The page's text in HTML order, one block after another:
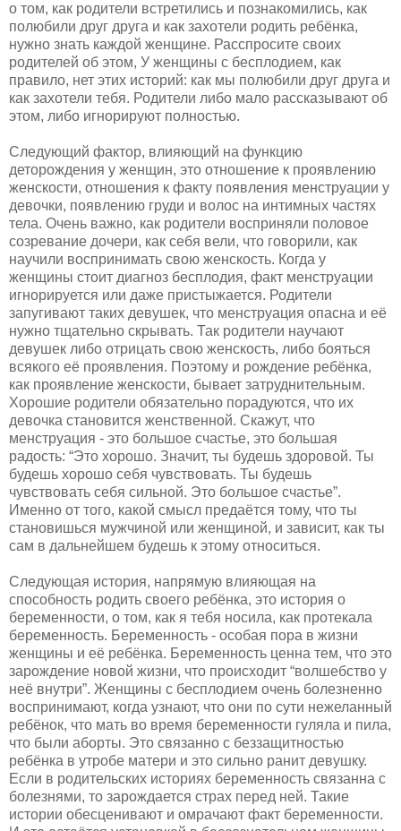
о том, как родители встретились и познакомились, как
полюбили друг друга и как захотели родить ребёнка,
нужно знать каждой женщине. Расспросите своих
родителей об этом, У женщины с бесплодием, как
правило, нет этих историй: как мы полюбили друг друга и
как захотели тебя. Родители либо мало рассказывают об
этом, либо игнорируют полностью.
Следующий фактор, влияющий на функцию
деторождения у женщин, это отношение к проявлению
женскости, отношения к факту появления менструации у
девочки, появлению груди и волос на интимных частях
тела. Очень важно, как родители восприняли половое
созревание дочери, как себя вели, что говорили, как
научили воспринимать свою женскость. Когда у
женщины стоит диагноз бесплодия, факт менструации
игнорируется или даже пристыжается. Родители
запугивают таких девушек, что менструация опасна и её
нужно тщательно скрывать. Так родители научают
девушек либо отрицать свою женскость, либо бояться
всякого её проявления. Поэтому и рождение ребёнка,
как проявление женскости, бывает затруднительным.
Хорошие родители обязательно порадуются, что их
девочка становится женственной. Скажут, что
менструация - это большое счастье, это большая
радость: “Это хорошо. Значит, ты будешь здоровой. Ты
будешь хорошо себя чувствовать. Ты будешь
чувствовать себя сильной. Это большое счастье”.
Именно от того, какой смысл предаётся тому, что ты
становишься мужчиной или женщиной, и зависит, как ты
сам в дальнейшем будешь к этому относиться.
Следующая история, напрямую влияющая на
способность родить своего ребёнка, это история о
беременности, о том, как я тебя носила, как протекала
беременность. Беременность - особая пора в жизни
женщины и её ребёнка. Беременность ценна тем, что это
зарождение новой жизни, что происходит “волшебство у
неё внутри”. Женщины с бесплодием очень болезненно
воспринимают, когда узнают, что они по сути нежеланный
ребёнок, что мать во время беременности гуляла и пила,
что были аборты. Это связанно с беззащитностью
ребёнка в утробе матери и это сильно ранит девушку.
Если в родительских историях беременность связанна с
болезнями, то зарождается страх перед ней. Такие
истории обесценивают и омрачают факт беременности.